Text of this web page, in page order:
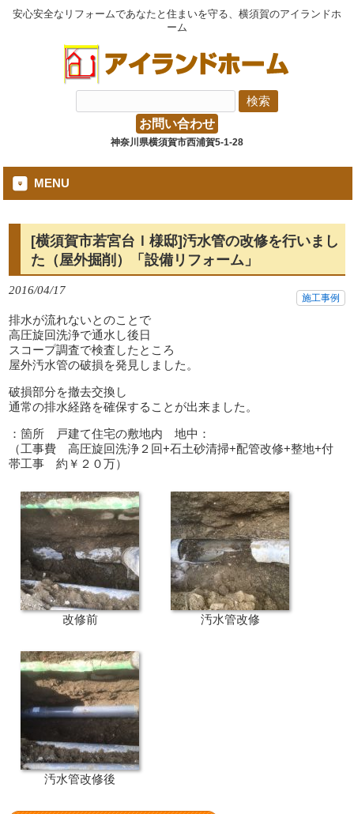
安心安全なリフォームであなたと住まいを守る、横須賀のアイランドホ
ーム
お問い合わせ
神奈川県横須賀市西浦賀5-1-28
MENU
[横須賀市若宮台Ｉ様邸]汚水管の改修を行いまし
た（屋外掘削）「設備リフォーム」
2016/04/17
施工事例
排水が流れないとのことで
高圧旋回洗浄で通水し後日
スコープ調査で検査したところ
屋外汚水管の破損を発見しました。
破損部分を撤去交換し
通常の排水経路を確保することが出来ました。
：箇所 戸建て住宅の敷地内 地中：
（工事費 高圧旋回洗浄２回+石土砂清掃+配管改修+整地+付
帯工事 約￥２０万）
改修前 汚水管改修
汚水管改修後